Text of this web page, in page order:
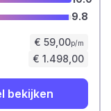
9.8
€ 59,00p/m
€ 1.498,00
bekijken